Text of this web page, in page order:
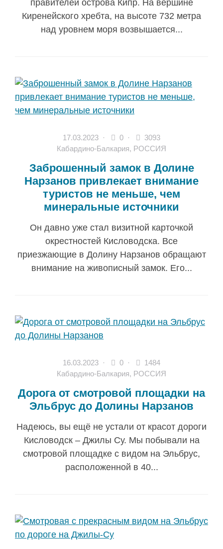
правителей острова Кипр. На вершине
Киренейского хребта, на высоте 732 метра
над уровнем моря возвышается...
17.03.2023 · 0 ·
3093
Кабардино-Балкария, РОССИЯ
Заброшенный замок в Долине
Нарзанов привлекает внимание
туристов не меньше, чем
минеральные источники
Он давно уже стал визитной карточкой
окрестностей Кисловодска. Все
приезжающие в Долину Нарзанов обращают
внимание на живописный замок. Его...
16.03.2023 · 0 ·
1484
Кабардино-Балкария, РОССИЯ
Дорога от смотровой площадки на
Эльбрус до Долины Нарзанов
Надеюсь, вы ещё не устали от красот дороги
Кисловодск – Джилы Су. Мы побывали на
смотровой площадке с видом на Эльбрус,
расположенной в 40...